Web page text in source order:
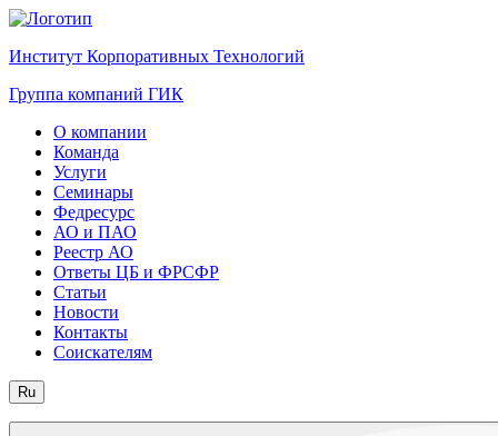
Институт Корпоративных Технологий
Группа компаний ГИК
О компании
Команда
Услуги
Семинары
Федресурс
АО и ПАО
Реестр АО
Ответы ЦБ и ФРСФР
Статьи
Новости
Контакты
Соискателям
Ru